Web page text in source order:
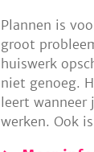
Plannen is
groot
huiswerk
niet genoeg.
leert wanneer
werken. Ook